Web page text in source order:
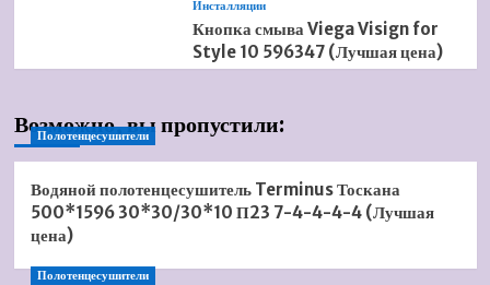
Инсталляции
Кнопка смыва Viega Visign for
Style 10 596347 (Лучшая цена)
Возможно, вы пропустили:
Полотенцесушители
Водяной полотенцесушитель Terminus Тоскана
500*1596 30*30/30*10 П23 7-4-4-4-4 (Лучшая
цена)
Полотенцесушители